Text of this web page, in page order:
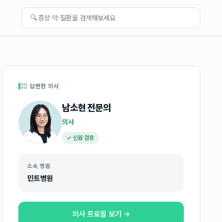
🔍
👩‍⚕️ 답변한 의사
남소현전문의
의사
✓ 신원 검증
소속 병원
민트병원
의사 프로필 보기 →